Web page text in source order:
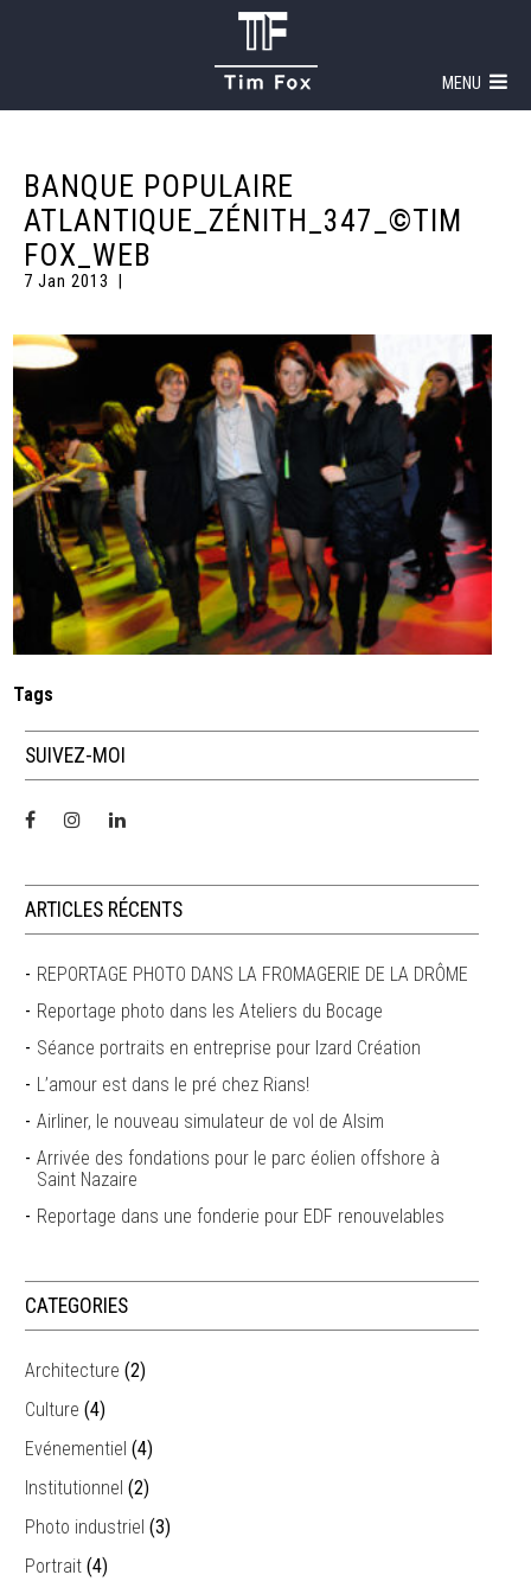
MENU
BANQUE POPULAIRE
ATLANTIQUE_ZÉNITH_347_©TIM
FOX_WEB
7 Jan 2013
Tags
SUIVEZ-MOI
ARTICLES RÉCENTS
REPORTAGE PHOTO DANS LA FROMAGERIE DE LA DRÔME
Reportage photo dans les Ateliers du Bocage
Séance portraits en entreprise pour Izard Création
L’amour est dans le pré chez Rians!
Airliner, le nouveau simulateur de vol de Alsim
Arrivée des fondations pour le parc éolien offshore à
Saint Nazaire
Reportage dans une fonderie pour EDF renouvelables
CATEGORIES
Architecture (2)
Culture (4)
Evénementiel (4)
Institutionnel (2)
Photo industriel (3)
Portrait (4)